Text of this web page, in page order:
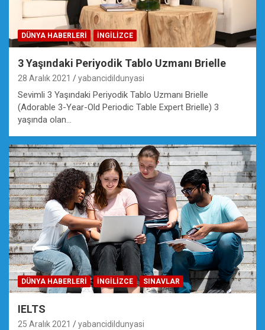
DÜNYA HABERLERI İNGILIZCE
3 Yaşındaki Periyodik Tablo Uzmanı Brielle
28 Aralık 2021 yabancidildunyasi
Sevimli 3 Yaşındaki Periyodik Tablo Uzmanı Brielle
(Adorable 3-Year-Old Periodic Table Expert Brielle) 3
yaşında olan…
DÜNYA HABERLERI İNGILIZCE SINAVLAR
IELTS
25 Aralık 2021 yabancidildunyasi